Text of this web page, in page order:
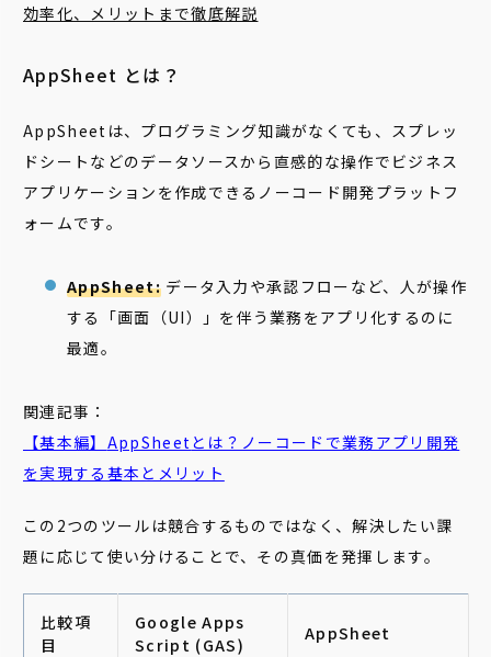
効率化、メリットまで徹底解説
AppSheet とは？
AppSheetは、プログラミング知識がなくても、スプレッ
ドシートなどのデータソースから直感的な操作でビジネス
アプリケーションを作成できるノーコード開発プラットフ
ォームです。
AppSheet:データ入力や承認フローなど、人が操作
する「画面（UI）」を伴う業務をアプリ化するのに
最適。
関連記事：
【基本編】 AppSheetとは？ノーコードで業務アプリ開発
を実現する基本とメリット
この2つのツールは競合するものではなく、解決したい課
題に応じて使い分けることで、その真価を発揮します。
比較項
目
Google Apps
Script (GAS)
AppSheet